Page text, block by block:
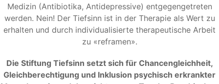
Medizin (Antibiotika, Antidepressive) entgegengetreten
werden. Nein! Der Tiefsinn ist in der Therapie als Wert zu
erhalten und durch individualisierte therapeutische Arbeit
zu «reframen».
Die Stiftung Tiefsinn setzt sich für Chancengleichheit,
Gleichberechtigung und Inklusion psychisch erkrankter